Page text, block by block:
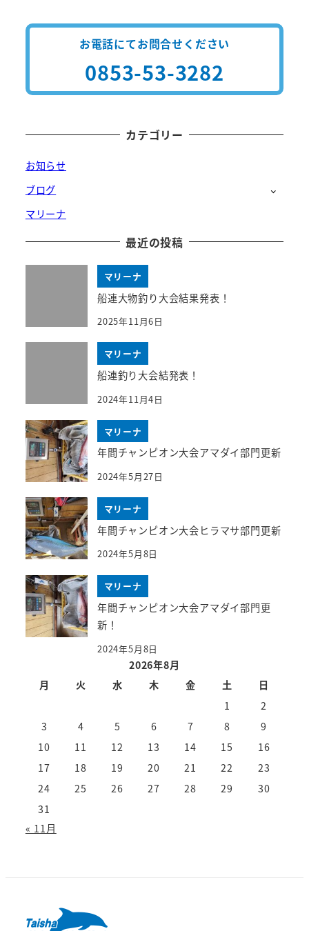
お電話にてお問合せください
0853-53-3282
カテゴリー
お知らせ
ブログ
マリーナ
最近の投稿
マリーナ
船連大物釣り大会結果発表！
2025年11月6日
マリーナ
船連釣り大会結発表！
2024年11月4日
マリーナ
年間チャンピオン大会アマダイ部門更新
2024年5月27日
マリーナ
年間チャンピオン大会ヒラマサ部門更新
2024年5月8日
マリーナ
年間チャンピオン大会アマダイ部門更
新！
2024年5月8日
2026年8月
月
火 水 木 金 土
日
1
2
3
4 5 6 7 8
9
10
11 12 13 14 15
16
17
18 19 20 21 22
23
24
25 26 27 28 29
30
31
« 11月